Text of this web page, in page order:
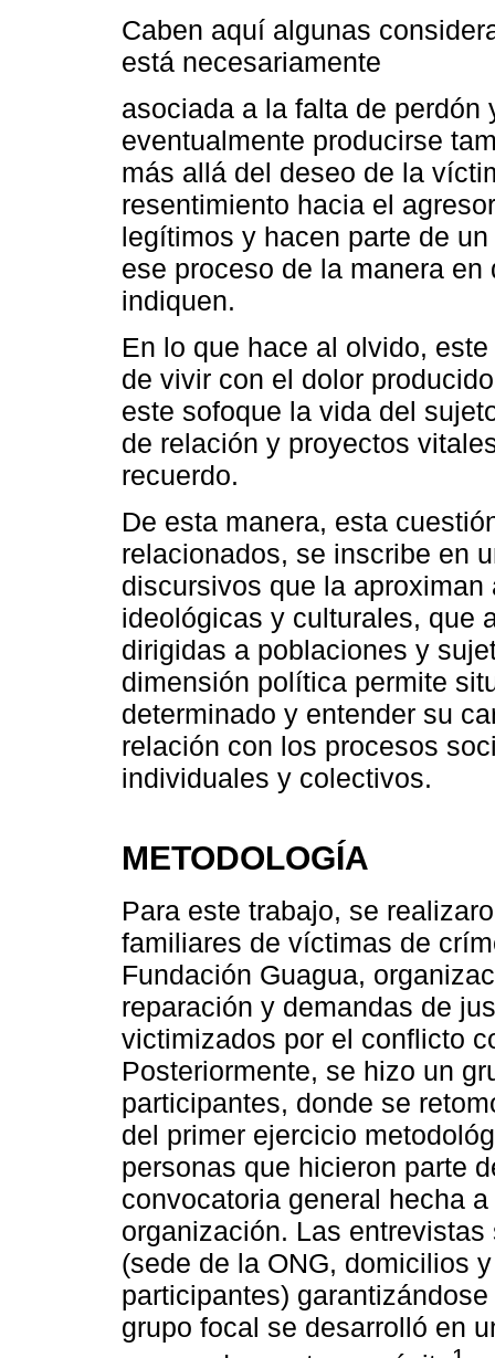
Caben aquí algunas
está necesariamente
asociada a la falta de
eventualmente producirse
más allá del deseo de la
resentimiento hacia el
legítimos y hacen parte de
ese proceso de la manera
indiquen.
En lo que hace al olvido,
de vivir con el dolor
este sofoque la vida del
de relación y proyectos
recuerdo.
De esta manera, esta
relacionados, se inscribe en
discursivos que la
ideológicas y culturales, que
dirigidas a poblaciones y
dimensión política permite
determinado y entender su
relación con los procesos
individuales y colectivos.
METODOLOGÍA
Para este trabajo, se
familiares de víctimas de
Fundación Guagua,
reparación y demandas de
victimizados por el conflicto
Posteriormente, se hizo un
participantes, donde se
del primer ejercicio
personas que hicieron parte
convocatoria general hecha
organización. Las
(sede de la ONG, domicilios
participantes)
grupo focal se desarrolló en